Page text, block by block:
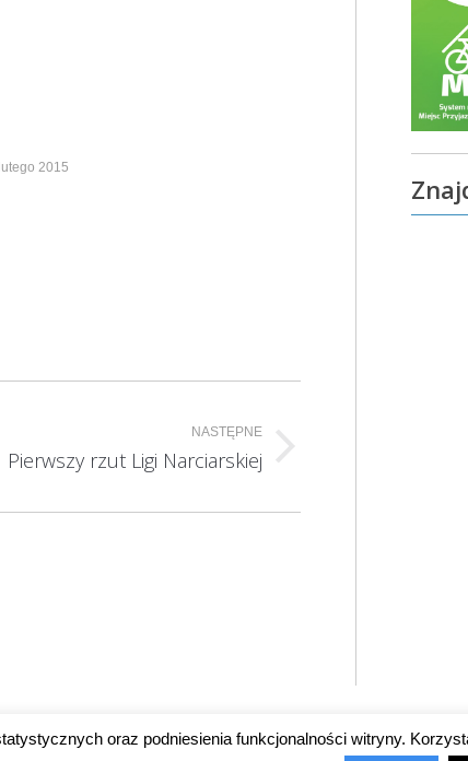
2015
NASTĘPNE
Pierwszy rzut Ligi Narciarskiej
oraz podniesienia funkcjonalności witryny.